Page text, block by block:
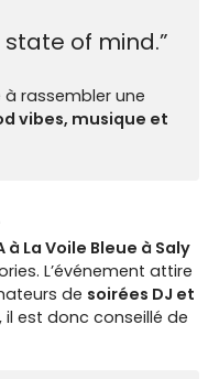
of mind.”
rassembler une
vibes, musique et
à La Voile Bleue à Saly
L’événement attire
de soirées DJ et
, il est donc conseillé de